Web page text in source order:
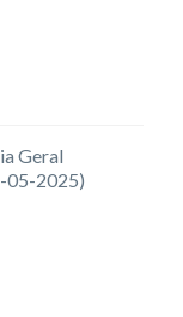
Geral
05-2025)